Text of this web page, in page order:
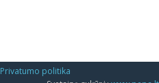
Privatumo politika